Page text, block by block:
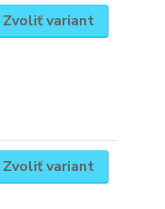
Zvoliť variant
Zvoliť variant